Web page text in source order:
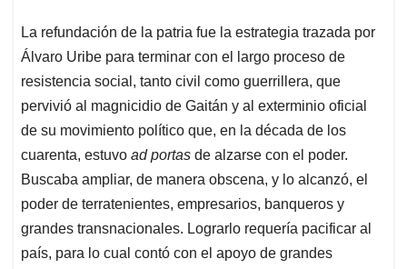
La refundación de la patria fue la estrategia trazada por
Álvaro Uribe para terminar con el largo proceso de
resistencia social, tanto civil como guerrillera, que
pervivió al magnicidio de Gaitán y al exterminio oficial
de su movimiento político que, en la década de los
cuarenta, estuvo ad portas de alzarse con el poder.
Buscaba ampliar, de manera obscena, y lo alcanzó, el
poder de terratenientes, empresarios, banqueros y
grandes transnacionales. Lograrlo requería pacificar al
país, para lo cual contó con el apoyo de grandes